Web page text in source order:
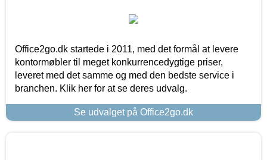
Office2go.dk startede i 2011, med det formål at levere
kontormøbler til meget konkurrencedygtige priser,
leveret med det samme og med den bedste service i
branchen. Klik her for at se deres udvalg.
Se udvalget på Office2go.dk